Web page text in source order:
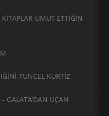
UMUT ETTİĞİN
TUNCEL KURTİZ
GALATA’DAN UÇAN